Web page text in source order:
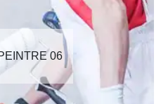
06